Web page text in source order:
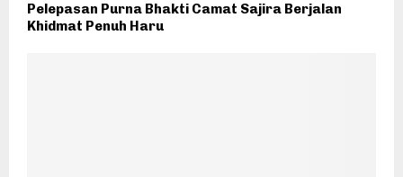
Pelepasan Purna Bhakti Camat Sajira Berjalan
Khidmat Penuh Haru